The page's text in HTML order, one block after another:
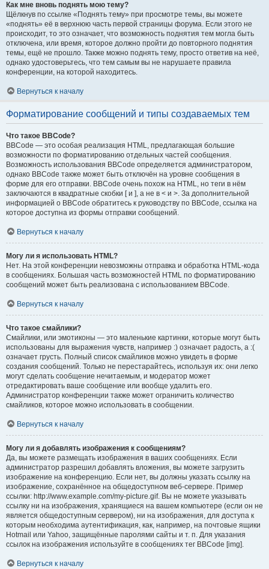
Как мне вновь поднять мою тему?
Щёлкнув по ссылке «Поднять тему» при просмотре темы, вы можете
«поднять» её в верхнюю часть первой страницы форума. Если этого не
происходит, то это означает, что возможность поднятия тем могла быть
отключена, или время, которое должно пройти до повторного поднятия
темы, ещё не прошло. Также можно поднять тему, просто ответив на неё,
однако удостоверьтесь, что тем самым вы не нарушаете правила
конференции, на которой находитесь.
Вернуться к началу
Форматирование сообщений и типы создаваемых тем
Что такое BBCode?
BBCode — это особая реализация HTML, предлагающая большие
возможности по форматированию отдельных частей сообщения.
Возможность использования BBCode определяется администратором,
однако BBCode также может быть отключён на уровне сообщения в
форме для его отправки. BBCode очень похож на HTML, но теги в нём
заключаются в квадратные скобки [ и ], а не в < и >. За дополнительной
информацией о BBCode обратитесь к руководству по BBCode, ссылка на
которое доступна из формы отправки сообщений.
Вернуться к началу
Могу ли я использовать HTML?
Нет. На этой конференции невозможны отправка и обработка HTML-кода
в сообщениях. Большая часть возможностей HTML по форматированию
сообщений может быть реализована с использованием BBCode.
Вернуться к началу
Что такое смайлики?
Смайлики, или эмотиконы — это маленькие картинки, которые могут быть
использованы для выражения чувств, например :) означает радость, а :(
означает грусть. Полный список смайликов можно увидеть в форме
создания сообщений. Только не перестарайтесь, используя их: они легко
могут сделать сообщение нечитаемым, и модератор может
отредактировать ваше сообщение или вообще удалить его.
Администратор конференции также может ограничить количество
смайликов, которое можно использовать в сообщении.
Вернуться к началу
Могу ли я добавлять изображения к сообщениям?
Да, вы можете размещать изображения в ваших сообщениях. Если
администратор разрешил добавлять вложения, вы можете загрузить
изображение на конференцию. Если нет, вы должны указать ссылку на
изображение, сохранённое на общедоступном веб-сервере. Пример
ссылки: http://www.example.com/my-picture.gif. Вы не можете указывать
ссылку ни на изображения, хранящиеся на вашем компьютере (если он не
является общедоступным сервером), ни на изображения, для доступа к
которым необходима аутентификация, как, например, на почтовые ящики
Hotmail или Yahoo, защищённые паролями сайты и т. п. Для указания
ссылок на изображения используйте в сообщениях тег BBCode [img].
Вернуться к началу